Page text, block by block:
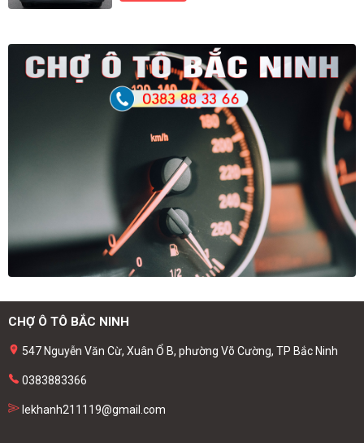
CHỢ Ô TÔ BẮC NINH
547 Nguyễn Văn Cừ, Xuân Ổ B, phường Võ Cường, TP Bắc Ninh
0383883366
lekhanh211119@gmail.com